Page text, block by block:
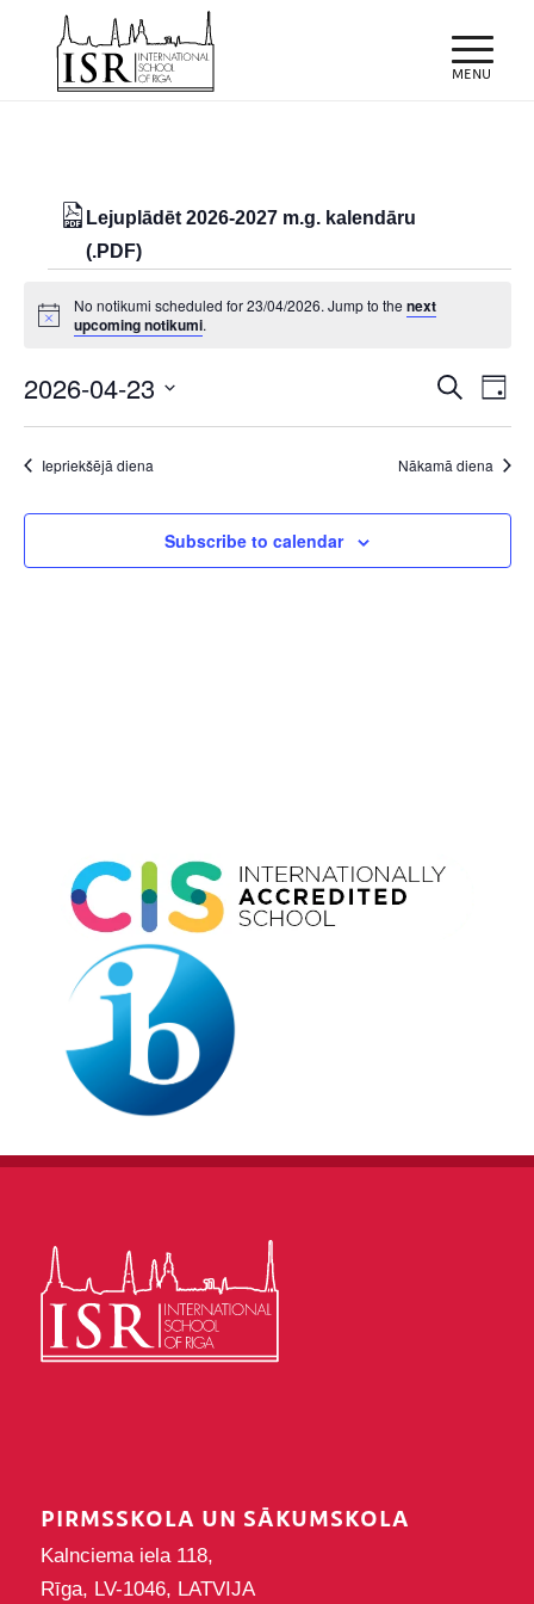
Lejuplādēt 2026-2027 m.g. kalendāru
(.PDF)
Notikumi
for
23/04/2026
Notice
No notikumi scheduled for 23/04/2026. Jump to thenext
upcoming notikumi.
Search
and
Meklēt
Day
2026-04-23
Select
date.Iepriekšējā diena Nākamā diena
Subscribe to calendar
PIRMSSKOLA UN SĀKUMSKOLA
Kalnciema iela 118,
Rīga, LV-1046, LATVIJA